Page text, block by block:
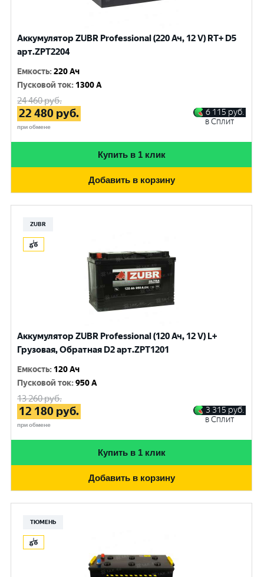
Аккумулятор ZUBR Professional (220 Ач, 12 V) RT+ D5
арт.ZPT2204
Емкость:220 Ач
Пусковой ток: 1300 A
24 460руб.
22 480 руб.
при обмене
6 115 руб.
в Сплит
Купить в 1 клик
Добавить в корзину
ZUBR
Аккумулятор ZUBR Professional (120 Ач, 12 V) L+
Грузовая, Обратная D2 арт.ZPT1201
Емкость: 120 Ач
Пусковой ток:950 A
13 260руб.
12 180 руб.
при обмене
3 315 руб.
в Сплит
Купить в 1 клик
Добавить в корзину
ТЮМЕНЬ